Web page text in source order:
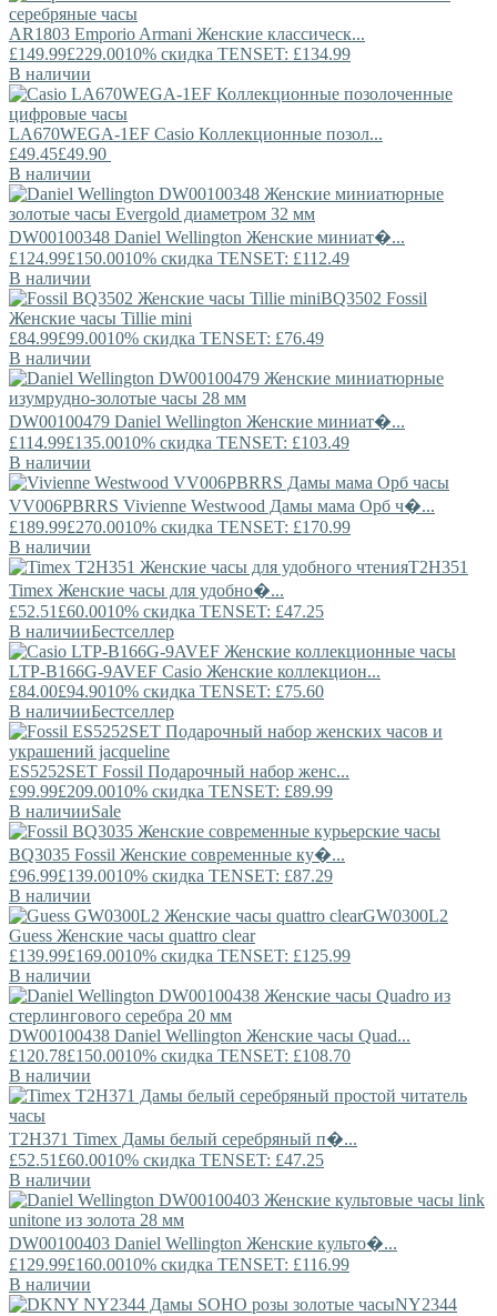
AR1803 Emporio Armani Женские классическ...
£149.99£229.0010% скидка TENSET: £134.99
В наличии
LA670WEGA-1EF Casio Коллекционные позол...
£49.45£49.90
В наличии
DW00100348 Daniel Wellington Женские миниат�...
£124.99£150.0010% скидка TENSET: £112.49
В наличии
BQ3502 Fossil
Женские часы Tillie mini
£84.99£99.0010% скидка TENSET: £76.49
В наличии
DW00100479 Daniel Wellington Женские миниат�...
£114.99£135.0010% скидка TENSET: £103.49
В наличии
VV006PBRRS Vivienne Westwood Дамы мама Орб ч�...
£189.99£270.0010% скидка TENSET: £170.99
В наличии
T2H351
Timex Женские часы для удобно�...
£52.51 £60.0010% скидка TENSET: £47.25
В наличииБестселлер
LTP-B166G-9AVEF Casio Женские коллекцион...
£84.00£94.9010% скидка TENSET: £75.60
В наличииБестселлер
ES5252SET Fossil Подарочный набор женс...
£99.99£209.0010% скидка TENSET: £89.99
В наличииSale
BQ3035 Fossil Женские современные ку�...
£96.99£139.0010% скидка TENSET: £87.29
В наличии
GW0300L2
Guess Женские часы quattro clear
£139.99£169.0010% скидка TENSET: £125.99
В наличии
DW00100438 Daniel Wellington Женские часы Quad...
£120.78£150.0010% скидка TENSET: £108.70
В наличии
T2H371 Timex Дамы белый серебряный п�...
£52.51 £60.0010% скидка TENSET: £47.25
В наличии
DW00100403 Daniel Wellington Женские культо�...
£129.99£160.0010% скидка TENSET: £116.99
В наличии
NY2344